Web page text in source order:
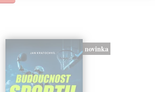
novinka